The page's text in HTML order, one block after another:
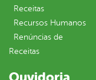
Receitas
Recursos Humanos
Renúncias de
Receitas